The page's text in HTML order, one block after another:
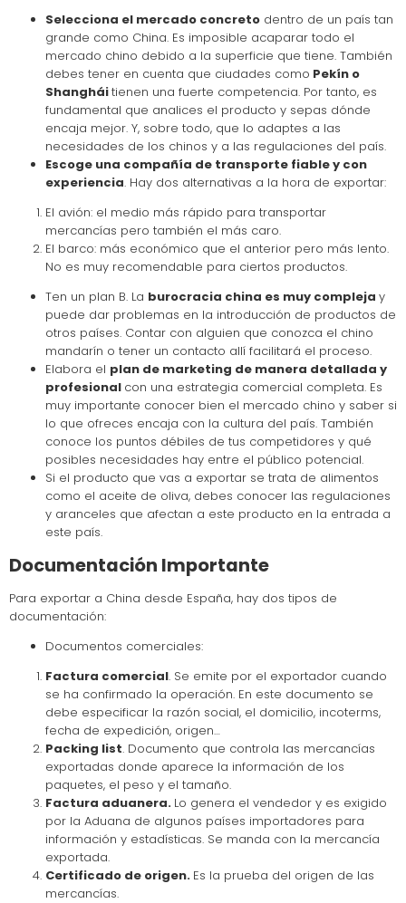
Selecciona el mercado concreto dentro de un país tan
grande como China. Es imposible acaparar todo el
mercado chino debido a la superficie que tiene. También
debes tener en cuenta que ciudades como Pekín o
Shangháitienen una fuerte competencia. Por tanto, es
fundamental que analices el producto y sepas dónde
encaja mejor. Y, sobre todo, que lo adaptes a las
necesidades de los chinos y a las regulaciones del país.
Escoge una compañía de transporte fiable y con
experiencia. Hay dos alternativas a la hora de exportar:
El avión: el medio más rápido para transportar
mercancías pero también el más caro.
El barco: más económico que el anterior pero más lento.
No es muy recomendable para ciertos productos.
Ten un plan B. La burocracia china es muy compleja y
puede dar problemas en la introducción de productos de
otros países. Contar con alguien que conozca el chino
mandarín o tener un contacto allí facilitará el proceso.
Elabora el plan de marketing de manera detallada y
profesional con una estrategia comercial completa. Es
muy importante conocer bien el mercado chino y saber si
lo que ofreces encaja con la cultura del país. También
conoce los puntos débiles de tus competidores y qué
posibles necesidades hay entre el público potencial.
Si el producto que vas a exportar se trata de alimentos
como el aceite de oliva, debes conocer las regulaciones
y aranceles que afectan a este producto en la entrada a
este país.
Documentación Importante
Para exportar a China desde España, hay dos tipos de
documentación:
Documentos comerciales:
Factura comercial. Se emite por el exportador cuando
se ha confirmado la operación. En este documento se
debe especificar la razón social, el domicilio, incoterms,
fecha de expedición, origen…
Packing list. Documento que controla las mercancías
exportadas donde aparece la información de los
paquetes, el peso y el tamaño.
Factura aduanera. Lo genera el vendedor y es exigido
por la Aduana de algunos países importadores para
información y estadísticas. Se manda con la mercancía
exportada.
Certificado de origen. Es la prueba del origen de las
mercancías.